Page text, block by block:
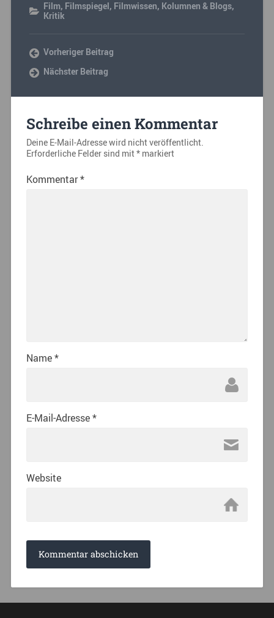
Film, Filmspiegel, Filmwissen, Kolumnen & Blogs,
Kritik
Vorheriger Beitrag
Nächster Beitrag
Schreibe einen Kommentar
Deine E-Mail-Adresse wird nicht veröffentlicht.
Erforderliche Felder sind mit*markiert
Kommentar*
Name*
E-Mail-Adresse*
Website